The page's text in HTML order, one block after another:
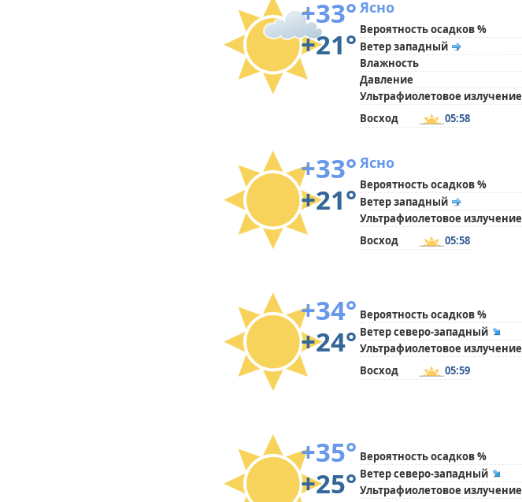
+33°
+21°
Ясно
Вероятность осадков %
Ветер западный
Влажность
Давление
Ультрафиолетовое излучение
Восход
05:58
+33°
+21°
Ясно
Вероятность осадков %
Ветер западный
Ультрафиолетовое излучение
Восход
05:58
+34°
+24°
Вероятность осадков %
Ветер северо-западный
Ультрафиолетовое излучение
Восход
05:59
+35°
+25°
Вероятность осадков %
Ветер северо-западный
Ультрафиолетовое излучение